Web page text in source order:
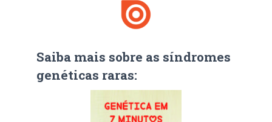
Saiba mais sobre as síndromes
genéticas raras: